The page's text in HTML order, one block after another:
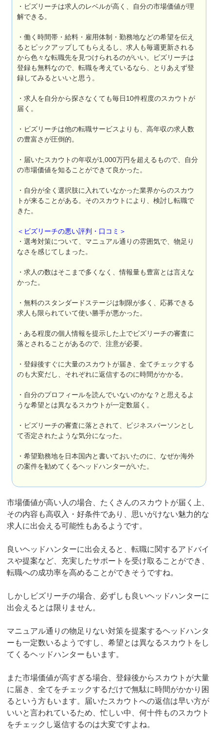
・ビズリーチは求人のレベルが高く、自分の市場価値が理
解できる。
・働く時間帯・給料・雇用体制・勤務地などの希望を伝え
るとピックアップしてもらえるし、求人も毎週更新される
から色々な転職先を見つけられるのがいい。ビズリーチは
登録も無料なので、転職を考えているなら、とりあえず登
録してみるといいと思う。
・求人を自分から探さなくても毎日10件程度のスカウトが
届く。
・ビズリーチは他の転職サービスよりも、高年収の求人数
の豊富さが圧倒的。
・届いたスカウトの年収が1,000万円を超えるもので、自分
の市場価値を知ることができて良かった。
・自分が全く選択肢に入れていなかった業界からのスカウ
トが来ることがある。そのスカウトにより、検討し転職で
きた。
＜ビズリーチの悪い評判・口コミ＞
・選考対策について、マニュアル通りの雰囲気で、物足り
なさを感じてしまった。
・求人の数はそこまで多くなく、情報量も豊富とは言えな
かった。
・無料のスタンダードステージは制限が多く、応募できる
求人も限られていて使い勝手が悪かった。
・ある程度の個人情報を提示した上でビズリーチの審査に
落とされることがあるので、注意が必要。
・登録後すぐに大量のスカウトが届き、全てチェックする
のも大変だし、それぞれに返信するのに時間がかかる。
・自分のプロフィールを読んでいないのかな？と思えるよ
うな希望とは異なるスカウトが一定数届く。
・ビズリーチの審査に落とされて、ビジネスパーソンとし
て否定されたような気分になった。
・希望勤務地を日本国内と書いておいたのに、なぜか海外
の案件を勧めてくるヘッドハンターがいた。
市場価値が高い人の場合、たくさんのスカウトが届く上、
その内容も高収入・好条件であり、思いがけない魅力的な
求人に出会える可能性もあるようです。
良いヘッドハンターに出会えると、転職に関するアドバイ
スや提案など、充実したサポートを受け取ることができ、
転職への成功率を高めることができそうですね。
しかしビズリーチの場合、必ずしも良いヘッドハンターに
出会えるとは限りません。
マニュアル通りの物足りない対策を提案するヘッドハンタ
ーも一定数いるようですし、希望とは異なるスカウトをし
てくるヘッドハンターもいます。
また市場価値が高すぎる場合、登録後からスカウトが大量
に届き、全てをチェックするだけで無駄に時間がかかり困
るという方もいます。届いたスカウトへの返信は早い方が
いいと言われているため、忙しい中、何十件ものスカウト
をチェックし返信するのは大変ですよね。